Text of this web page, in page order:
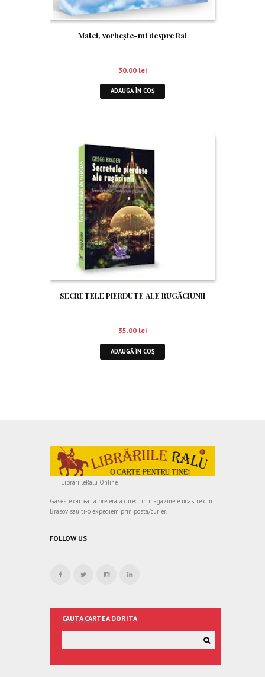
Matei, vorbește-mi despre Rai
30.00 lei
ADAUGĂ ÎN COȘ
SECRETELE PIERDUTE ALE RUGĂCIUNII
35.00 lei
ADAUGĂ ÎN COȘ
LibrariileRalu Online
Gaseste cartea ta preferata direct in magazinele noastre din
Brasov sau ti-o expediem prin posta/curier.
FOLLOW US
CAUTA CARTEA DORITA